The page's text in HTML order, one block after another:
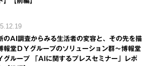
のAI調査からみる生活者の変容と、その先を描
報堂ＤＹグループのソリューション群～博報堂
グループ 「AIに関するプレスセミナー」レポ